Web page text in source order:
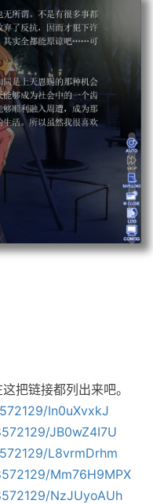
把链接都列出来吧。
In0uXvxkJ
JB0wZ4I7U
L8vrmDrhm
Mm76H9MPX
NzJUyoAUh